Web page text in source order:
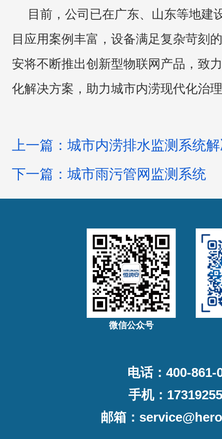
目前，公司已在广东、山东等地建
目应用案例丰富，设备满足复杂苛刻
安将不断推出创新型物联网产品，致
化解决方案 ，助力城市内涝现代化治
上一篇：城市内涝排水监测系统
下一篇：城市雨污管网监测系统
电话：400-861-
手机：
邮箱：
微信公众号